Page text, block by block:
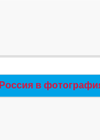
Россия в